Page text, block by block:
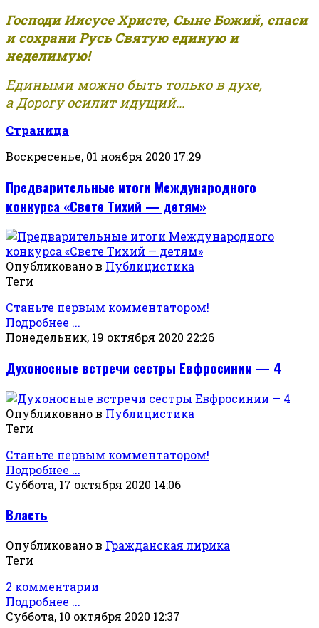
Господи Иисусе Христе, Сыне Божий, спаси
и сохрани Русь Святую единую и
неделимую!
Едиными можно быть только в духе,
а Дорогу осилит идущий...
Страница
Воскресенье, 01 ноября 2020 17:29
Предварительные итоги Международного
конкурса «Свете Тихий — детям»
Опубликовано в Публицистика
Теги
Станьте первым комментатором!
Подробнее ...
Понедельник, 19 октября 2020 22:26
Духоносные встречи сестры Евфросинии — 4
Опубликовано в Публицистика
Теги
Станьте первым комментатором!
Подробнее ...
Суббота, 17 октября 2020 14:06
Власть
Опубликовано в Гражданская лирика
Теги
2 комментарии
Подробнее ...
Суббота, 10 октября 2020 12:37